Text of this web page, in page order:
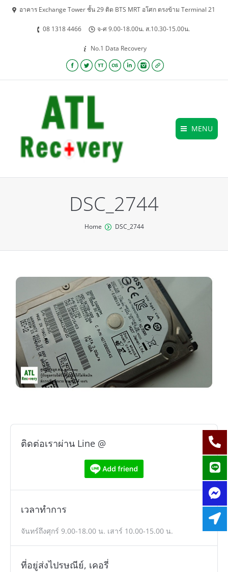
อาคาร Exchange Tower ชั้น 29 ติด BTS MRT อโศก ตรงข้าม Terminal 21
08 1318 4466 จ-ศ 9.00-18.00น. ส.10.30-15.00น.
No.1 Data Recovery
Facebook
TwitterYouTubeLastfmLinkedinInstagram
Website
MENU
DSC_2744
Home DSC_2744
ติดต่อเราผ่าน Line @
เวลาทำการ
จันทร์ถึงศุกร์ 9.00-18.00 น. เสาร์ 10.00-15.00 น.
ที่อยู่ส่งไปรษณีย์, เคอรี่